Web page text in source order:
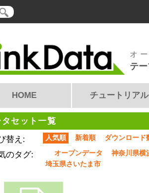
オ
テ
HOME チュートリアル
タセット一覧
替え: 人気順 新着順 ダウンロード
のタグ: オープンデータ 神奈川県横
埼玉県さいたま市